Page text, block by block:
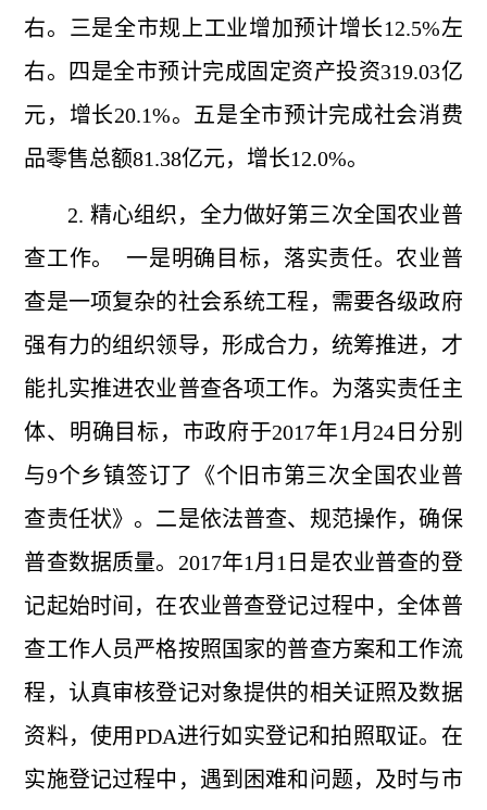
右。三是全市规上工业增加预计增长12.5%左
右。四是全市预计完成固定资产投资319.03亿
元，增长20.1%。五是全市预计完成社会消费
品零售总额81.38亿元，增长12.0%。
2. 精心组织，全力做好第三次全国农业普
查工作。 一是明确目标，落实责任。农业普
查是一项复杂的社会系统工程，需要各级政府
强有力的组织领导，形成合力，统筹推进，才
能扎实推进农业普查各项工作。为落实责任主
体、明确目标，市政府于2017年1月24日分别
与9个乡镇签订了《个旧市第三次全国农业普
查责任状》。二是依法普查、规范操作，确保
普查数据质量。2017年1月1日是农业普查的登
记起始时间，在农业普查登记过程中，全体普
查工作人员严格按照国家的普查方案和工作流
程，认真审核登记对象提供的相关证照及数据
资料，使用PDA进行如实登记和拍照取证。在
实施登记过程中，遇到困难和问题，及时与市